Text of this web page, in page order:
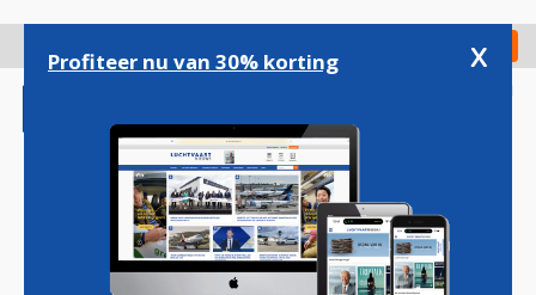
gaan
Check in
Magazine Podcasts Vacatures
Profiteer nu van 30% korting x